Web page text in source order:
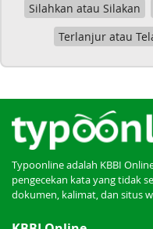
Silahkan atau Silakan
Terlanjur atau
Typoonline adalah KBBI
pengecekan kata yang tidak
dokumen, kalimat, dan situs